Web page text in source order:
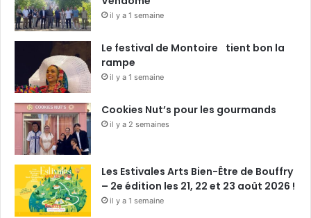
il y a 1 semaine
Le festival de Montoire tient bon la
rampe
il y a 1 semaine
Cookies Nut’s pour les gourmands
il y a 2 semaines
Les Estivales Arts Bien-Être de Bouffry
– 2e édition les 21, 22 et 23 août 2026 !
il y a 1 semaine